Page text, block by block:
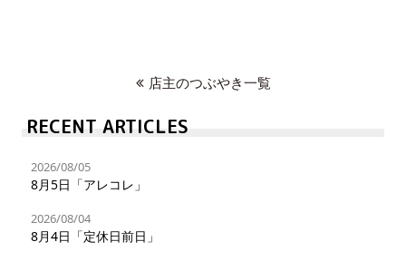
店主のつぶやき一覧
RECENT ARTICLES
2026/08/05
8月5日「アレコレ」
2026/08/04
8月4日「定休日前日」